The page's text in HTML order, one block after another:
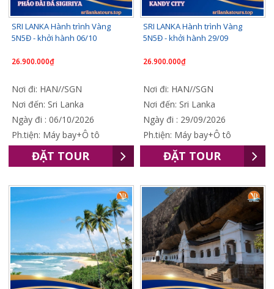
SRI LANKA Hành trình Vàng
5N5Đ - khởi hành 06/10
26.900.000₫
Nơi đi: HAN//SGN
Nơi đến: Sri Lanka
Ngày đi : 06/10/2026
Ph.tiện: Máy bay+Ô tô
ĐẶT TOUR
SRI LANKA Hành trình Vàng
5N5Đ - khởi hành 29/09
26.900.000₫
Nơi đi: HAN//SGN
Nơi đến: Sri Lanka
Ngày đi : 29/09/2026
Ph.tiện: Máy bay+Ô tô
ĐẶT TOUR